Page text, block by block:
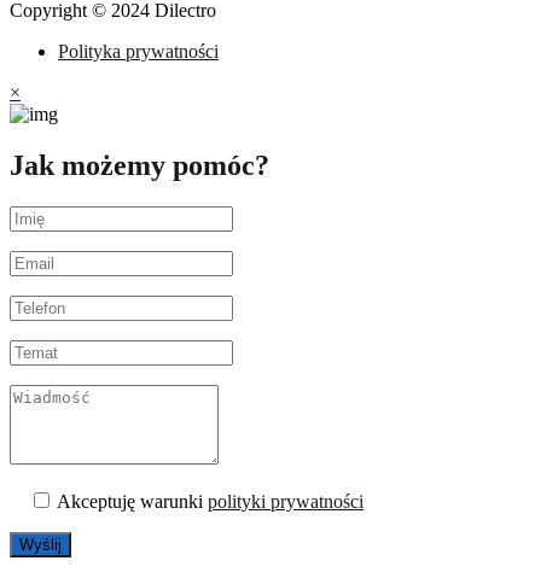
Copyright © 2024 Dilectro
Polityka prywatności
×
Jak możemy pomóc?
Akceptuję warunki polityki prywatności